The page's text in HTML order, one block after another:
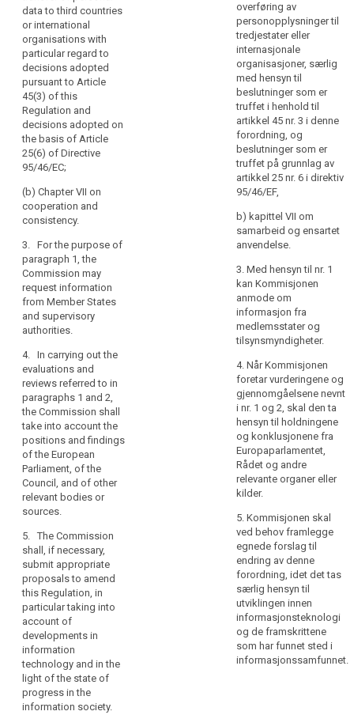
data to third countries
or international
organisations with
particular regard to
decisions adopted
pursuant to Article
45(3) of this
Regulation and
decisions adopted on
the basis of Article
25(6) of Directive
95/46/EC;
(b) Chapter VII on
cooperation and
consistency.
3. For the purpose of
paragraph 1, the
Commission may
request information
from Member States
and supervisory
authorities.
4. In carrying out the
evaluations and
reviews referred to in
paragraphs 1 and 2,
the Commission shall
take into account the
positions and findings
of the European
Parliament, of the
Council, and of other
relevant bodies or
sources.
5. The Commission
shall, if necessary,
submit appropriate
proposals to amend
this Regulation, in
particular taking into
account of
developments in
information
technology and in the
light of the state of
progress in the
information society.
technology and in the
thereafter. The reports
shall be made public.
proposals with a view
technology and in the
overføring av
personopplysninger til
tredjestater eller
internasjonale
organisasjoner, særlig
med hensyn til
beslutninger som er
truffet i henhold til
artikkel 45 nr. 3 i denne
forordning, og
beslutninger som er
truffet på grunnlag av
artikkel 25 nr. 6 i direktiv
95/46/EF,
b) kapittel VII om
samarbeid og ensartet
anvendelse.
3. Med hensyn til nr. 1
kan Kommisjonen
anmode om
informasjon fra
medlemsstater og
tilsynsmyndigheter.
4. Når Kommisjonen
foretar vurderingene og
gjennomgåelsene nevnt
i nr. 1 og 2, skal den ta
hensyn til holdningene
og konklusjonene fra
Europaparlamentet,
Rådet og andre
relevante organer eller
kilder.
5. Kommisjonen skal
ved behov framlegge
egnede forslag til
endring av denne
forordning, idet det tas
særlig hensyn til
utviklingen innen
informasjonsteknologi
og de framskrittene
som har funnet sted i
informasjonssamfunnet.
search